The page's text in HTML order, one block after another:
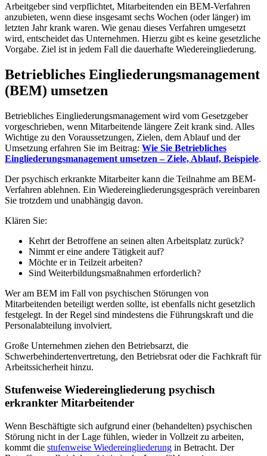
Arbeitgeber sind verpflichtet, Mitarbeitenden ein BEM-Verfahren
anzubieten, wenn diese insgesamt sechs Wochen (oder länger) im
letzten Jahr krank waren. Wie genau dieses Verfahren umgesetzt
wird, entscheidet das Unternehmen. Hierzu gibt es keine gesetzliche
Vorgabe. Ziel ist in jedem Fall die dauerhafte Wiedereingliederung.
Betriebliches Eingliederungsmanagement
(BEM) umsetzen
Betriebliches Eingliederungsmanagement wird vom Gesetzgeber
vorgeschrieben, wenn Mitarbeitende längere Zeit krank sind. Alles
Wichtige zu den Voraussetzungen, Zielen, dem Ablauf und der
Umsetzung erfahren Sie im Beitrag: Wie Sie Betriebliches
Eingliederungsmanagement umsetzen – Ziele, Ablauf, Beispiele.
Der psychisch erkrankte Mitarbeiter kann die Teilnahme am BEM-
Verfahren ablehnen. Ein Wiedereingliederungsgespräch vereinbaren
Sie trotzdem und unabhängig davon.
Klären Sie:
Kehrt der Betroffene an seinen alten Arbeitsplatz zurück?
Nimmt er eine andere Tätigkeit auf?
Möchte er in Teilzeit arbeiten?
Sind Weiterbildungsmaßnahmen erforderlich?
Wer am BEM im Fall von psychischen Störungen von
Mitarbeitenden beteiligt werden sollte, ist ebenfalls nicht gesetzlich
festgelegt. In der Regel sind mindestens die Führungskraft und die
Personalabteilung involviert.
Große Unternehmen ziehen den Betriebsarzt, die
Schwerbehindertenvertretung, den Betriebsrat oder die Fachkraft für
Arbeitssicherheit hinzu.
Stufenweise Wiedereingliederung psychisch
erkrankter Mitarbeitender
Wenn Beschäftigte sich aufgrund einer (behandelten) psychischen
Störung nicht in der Lage fühlen, wieder in Vollzeit zu arbeiten,
kommt die stufenweise Wiedereingliederung in Betracht. Der